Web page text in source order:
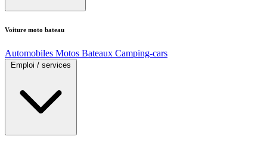
Voiture moto bateau
Automobiles Motos Bateaux Camping-cars
Emploi / services